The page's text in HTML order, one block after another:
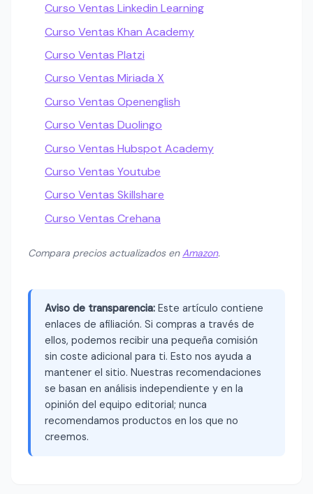
Curso Ventas Linkedin Learning
Curso Ventas Khan Academy
Curso Ventas Platzi
Curso Ventas Miriada X
Curso Ventas Openenglish
Curso Ventas Duolingo
Curso Ventas Hubspot Academy
Curso Ventas Youtube
Curso Ventas Skillshare
Curso Ventas Crehana
Compara precios actualizados enAmazon.
Aviso de transparencia: Este artículo contiene
enlaces de afiliación. Si compras a través de
ellos, podemos recibir una pequeña comisión
sin coste adicional para ti. Esto nos ayuda a
mantener el sitio. Nuestras recomendaciones
se basan en análisis independiente y en la
opinión del equipo editorial; nunca
recomendamos productos en los que no
creemos.